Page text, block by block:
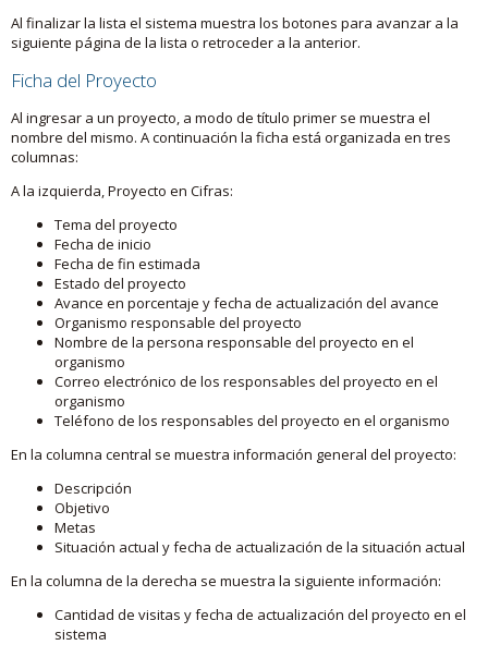
Al finalizar la lista el sistema muestra los botones para avanzar a la
siguiente página de la lista o retroceder a la anterior.
Ficha del Proyecto
Al ingresar a un proyecto, a modo de título primer se muestra el
nombre del mismo. A continuación la ficha está organizada en tres
columnas:
A la izquierda, Proyecto en Cifras:
Tema del proyecto
Fecha de inicio
Fecha de fin estimada
Estado del proyecto
Avance en porcentaje y fecha de actualización del avance
Organismo responsable del proyecto
Nombre de la persona responsable del proyecto en el
organismo
Correo electrónico de los responsables del proyecto en el
organismo
Teléfono de los responsables del proyecto en el organismo
En la columna central se muestra información general del proyecto:
Descripción
Objetivo
Metas
Situación actual y fecha de actualización de la situación actual
En la columna de la derecha se muestra la siguiente información:
Cantidad de visitas y fecha de actualización del proyecto en el
sistema